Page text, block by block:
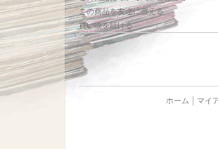
この商品を友達に教える
買い物を続ける
ホーム マイ